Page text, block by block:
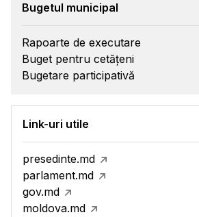
Bugetul municipal
Rapoarte de executare
Buget pentru cetățeni
Bugetare participativă
Link-uri utile
presedinte.md
parlament.md
gov.md
moldova.md